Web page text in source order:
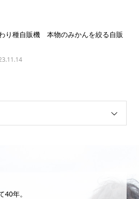
り種自販機 本物のみかんを絞る自販
年。